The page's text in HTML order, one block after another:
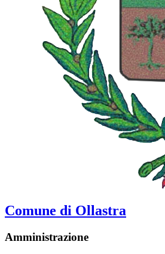
Comune di Ollastra
Amministrazione